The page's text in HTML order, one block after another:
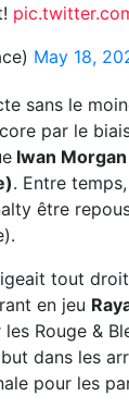
May 18,
sans le
par le biais
Iwan Morgan
. Entre
être
tout
en jeu
Rouge &
dans les
pour les